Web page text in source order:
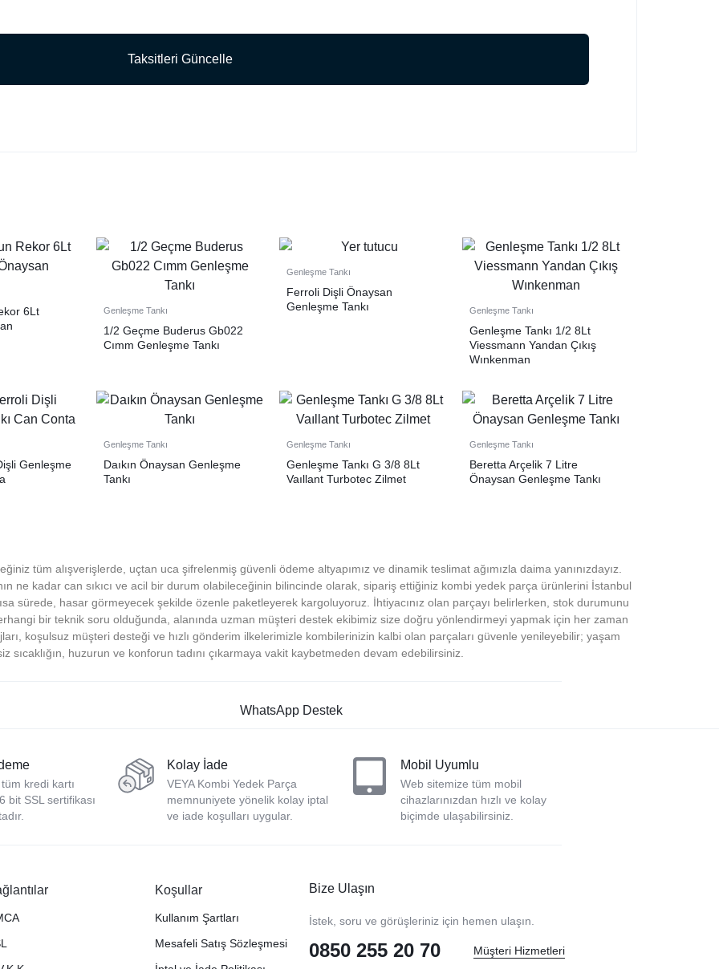
Taksitleri Güncelle
6Lt
Genleşme Tankı
1/2 Geçme Buderus Gb022
Cımm Genleşme Tankı
Genleşme Tankı
Ferroli Dişli Önaysan
Genleşme Tankı
Genleşme Tankı
Genleşme Tankı 1/2 8Lt
Viessmann Yandan Çıkış
Wınkenman
Genleşme
Genleşme Tankı
Daıkın Önaysan Genleşme
Tankı
Genleşme Tankı
Genleşme Tankı G 3/8 8Lt
Vaıllant Turbotec Zilmet
Genleşme Tankı
Beretta Arçelik 7 Litre
Önaysan Genleşme Tankı
tüm alışverişlerde, uçtan uca şifrelenmiş güvenli ödeme altyapımız ve dinamik teslimat ağımızla daima yanınızdayız.
ne kadar can sıkıcı ve acil bir durum olabileceğinin bilincinde olarak, sipariş ettiğiniz kombi yedek parça ürünlerini İstanbul
sürede, hasar görmeyecek şekilde özenle paketleyerek kargoluyoruz. İhtiyacınız olan parçayı belirlerken, stok durumunu
bir teknik soru olduğunda, alanında uzman müşteri destek ekibimiz size doğru yönlendirmeyi yapmak için her zaman
koşulsuz müşteri desteği ve hızlı gönderim ilkelerimizle kombilerinizin kalbi olan parçaları güvenle yenileyebilir; yaşam
sıcaklığın, huzurun ve konforun tadını çıkarmaya vakit kaybetmeden devam edebilirsiniz.
tüm kredi kartı
bit SSL sertifikası
Kolay İade
VEYA Kombi Yedek Parça
memnuniyete yönelik kolay iptal
ve iade koşulları uygular.
Mobil Uyumlu
Web sitemize tüm mobil
cihazlarınızdan hızlı ve kolay
biçimde ulaşabilirsiniz.
Koşullar
Kullanım Şartları
Mesafeli Satış Sözleşmesi
Bize Ulaşın
İstek, soru ve görüşleriniz için hemen ulaşın.
0850 255 20 70 Müşteri Hizmetleri